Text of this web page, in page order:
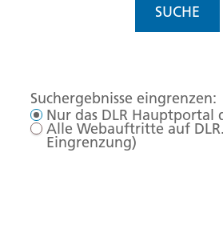
SUCHE
Suchergebnisse eingrenzen:
Nur das DLR Hauptportal
Alle Webauftritte auf
Eingrenzung)